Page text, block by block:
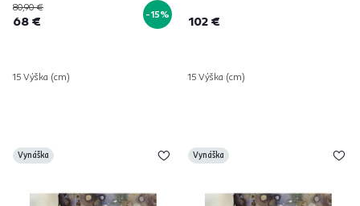
80,90 €
68 € -15%
15 Výška (cm)
102 €
15 Výška (cm)
Vynáška Vynáška